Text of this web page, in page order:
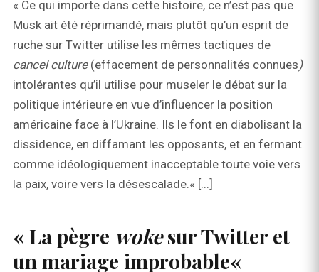
« Ce qui importe dans cette histoire, ce n’est pas que
Musk ait été réprimandé, mais plutôt qu’un esprit de
ruche sur Twitter utilise les mêmes tactiques de
cancel culture (effacement de personnalités connues)
intolérantes qu’il utilise pour museler le débat sur la
politique intérieure en vue d’influencer la position
américaine face à l’Ukraine. Ils le font en diabolisant la
dissidence, en diffamant les opposants, et en fermant
comme idéologiquement inacceptable toute voie vers
la paix, voire vers la désescalade.« [...]
« La pègre wokesur Twitter et
un mariage improbable«